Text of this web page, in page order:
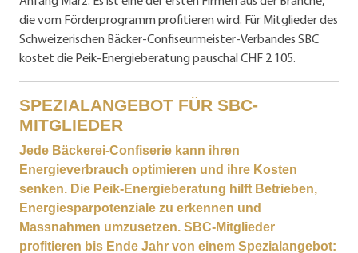
die vom Förderprogramm profitieren wird. Für Mitglieder des
Schweizerischen Bäcker-Confiseurmeister-Verbandes SBC
kostet die Peik-Energieberatung pauschal CHF 2 105.
SPEZIALANGEBOT FÜR SBC-
MITGLIEDER
Jede Bäckerei-Confiserie kann ihren
Energieverbrauch optimieren und ihre Kosten
senken. Die Peik-Energieberatung hilft Betrieben,
Energiesparpotenziale zu erkennen und
Massnahmen umzusetzen. SBC-Mitglieder
profitieren bis Ende Jahr von einem Spezialangebot: